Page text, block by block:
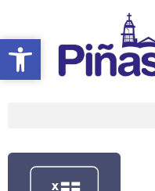
Abrir barra de herramientas
contenido
Abrir barra de herramientas